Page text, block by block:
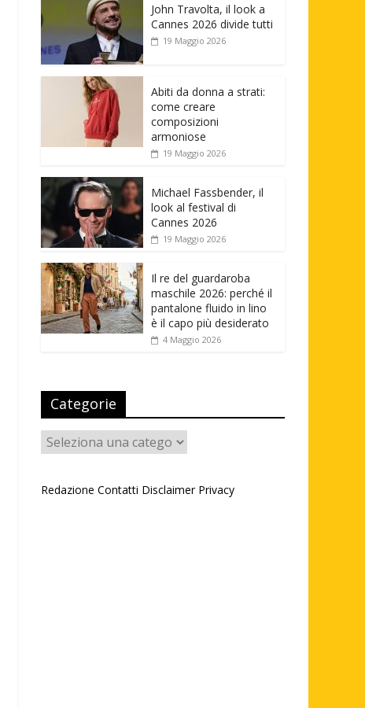
John Travolta, il look a
Cannes 2026 divide tutti
19 Maggio 2026
Abiti da donna a strati:
come creare
composizioni
armoniose
19 Maggio 2026
Michael Fassbender, il
look al festival di
Cannes 2026
19 Maggio 2026
Il re del guardaroba
maschile 2026: perché il
pantalone fluido in lino
è il capo più desiderato
4 Maggio 2026
Categorie
Categorie
Redazione Contatti Disclaimer Privacy